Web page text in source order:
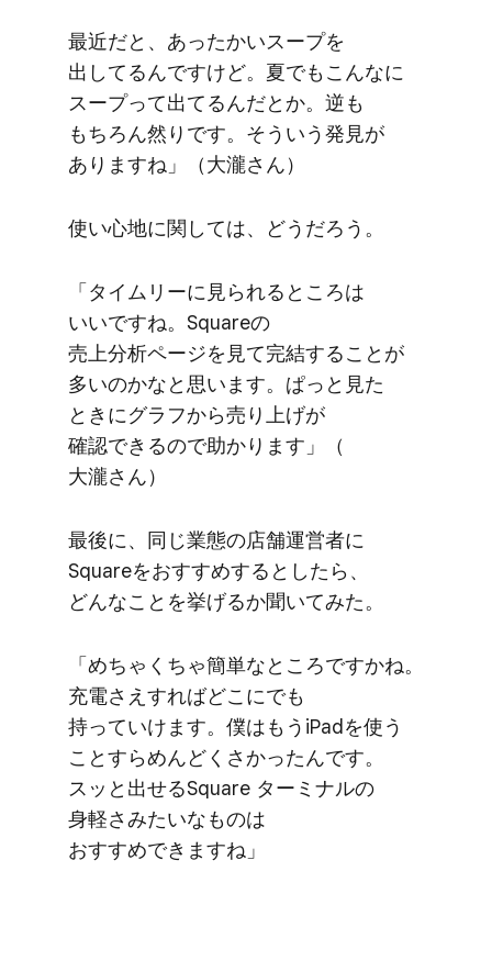
最近だと、​あったかい​スープを​
出してるんですけど。​夏でも​こんなに​
スープって​出てるんだとか。​逆も​
もちろん​然りです。​そういう​発見が​
ありますね」​（大瀧さん）
使い心地に​関しては、​どうだろう。
「タイムリーに​見られる​ところは​
いいですね。​Squareの​
売上分析ページを​見て​完結する​ことが​
多いのかなと​思います。​ぱっと​見た​
ときに​グラフから​売り上げが​
確認できるので​助かります」​（​
大瀧さん）
最後に、​同じ​業態の​店舗運営者に​
Squareを​おすすめするとしたら、​
どんな​ことを​挙げるか​聞いてみた。
「めちゃくちゃ簡単な​ところですかね。​
充電さえ​すれば​どこに​でも​
持っていけます。​僕は​もう​iPadを​使う​
こと​すら​めんどく​さかったんです。​
スッと​出せる​Square ターミナルの​
身軽さみたいな​ものは​
おすすめできますね」